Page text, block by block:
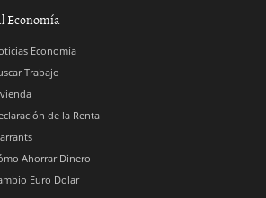
Economía
Economía
Trabajo
de la Renta
Ahorrar Dinero
Euro Dolar